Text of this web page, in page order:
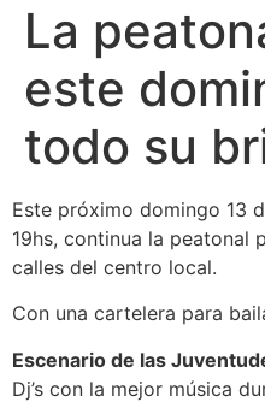
La
este
todo su
Este próximo domingo 13
19hs, continua la peatonal
calles del centro local.
Con una cartelera para
Escenario de las
Dj’s con la mejor música